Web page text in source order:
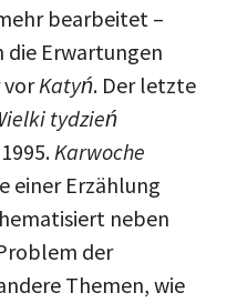
bearbeitet –
Erwartungen
vorKatyń. Der letzte
tydzień
Karwoche
einer Erzählung
neben
der
Themen, wie